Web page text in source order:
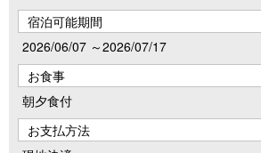
宿泊可能期間
2026/06/07 ～2026/07/17
お食事
朝夕食付
お支払方法